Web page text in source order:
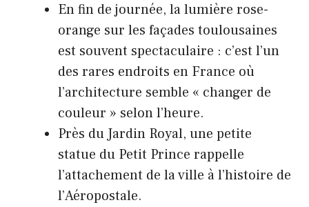
En fin de journée, la lumière rose-
orange sur les façades toulousaines
est souvent spectaculaire : c’est l’un
des rares endroits en France où
l’architecture semble « changer de
couleur » selon l’heure.
Près du Jardin Royal, une petite
statue du Petit Prince rappelle
l’attachement de la ville à l’histoire de
l’Aéropostale.